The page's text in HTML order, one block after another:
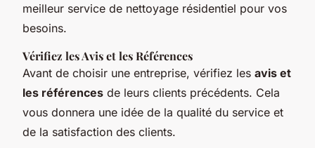
meilleur service de nettoyage résidentiel pour vos
besoins.
Vérifiez les Avis et les Références
Avant de choisir une entreprise, vérifiez les avis et
les références de leurs clients précédents. Cela
vous donnera une idée de la qualité du service et
de la satisfaction des clients.